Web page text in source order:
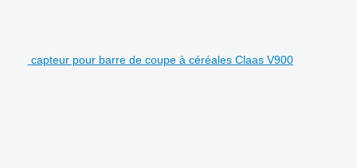
capteur pour barre de coupe à céréales Claas V900